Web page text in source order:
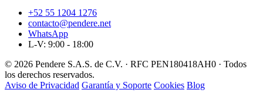
+52 55 1204 1276
contacto@pendere.net
WhatsApp
L-V: 9:00 - 18:00
© 2026 Pendere S.A.S. de C.V. · RFC PEN180418AH0 · Todos
los derechos reservados.
Aviso de Privacidad Garantía y Soporte Cookies Blog